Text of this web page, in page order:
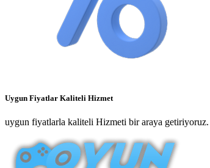
Uygun Fiyatlar Kaliteli Hizmet
uygun fiyatlarla kaliteli Hizmeti bir araya getiriyoruz.